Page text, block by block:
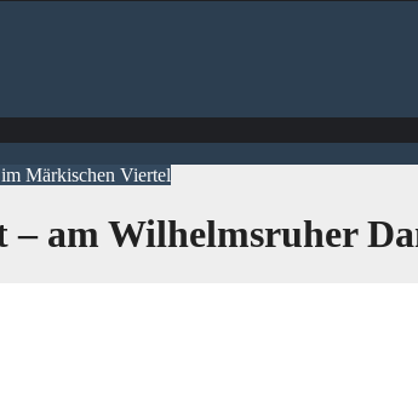
Märkischen Viertel
– am Wilhelmsruher